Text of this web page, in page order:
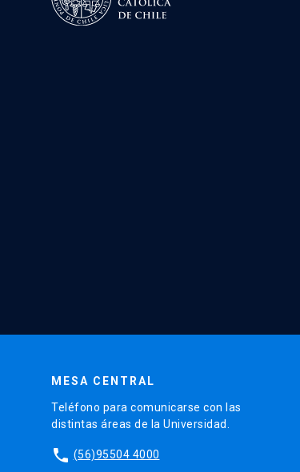
MESA CENTRAL
Teléfono para comunicarse con las
distintas áreas de la Universidad.
phone (56)95504 4000